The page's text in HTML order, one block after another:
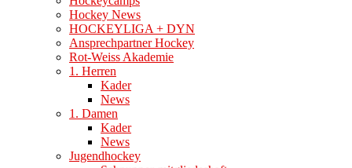
Hockey News
HOCKEYLIGA + DYN
Ansprechpartner Hockey
Rot-Weiss Akademie
1. Herren
Kader
News
1. Damen
Kader
News
Jugendhockey